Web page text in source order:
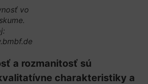
vo
a rozmanitosť sú
charakteristiky a